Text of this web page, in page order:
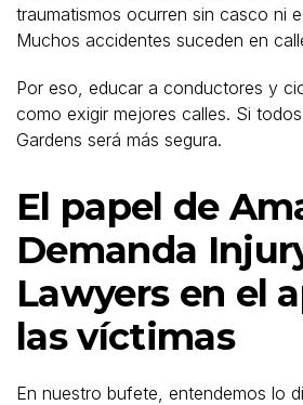
traumatismos ocurren sin casco ni
Muchos accidentes suceden en
Por eso, educar a conductores y
como exigir mejores calles. Si
Gardens será más segura.
El papel de
Demanda
Lawyers en el
las víctimas
En nuestro bufete, entendemos lo